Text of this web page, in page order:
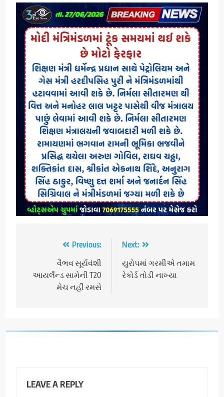
navigation
Previous:
વૈભવ સૂર્યવંશી
આયર્લૅન્ડ સામેની T20
મેચ નહીં રમસે
Next:
યુરોપમાં ગરમીએ તમામ
રેકોર્ડ તોડી નાખ્યા
LEAVE A REPLY